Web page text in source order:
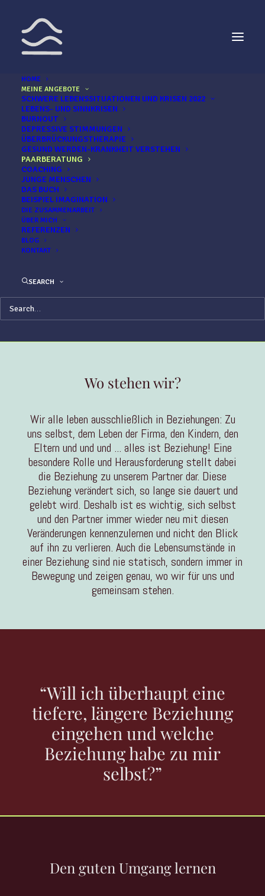
HOME
MEINE ANGEBOTE
SCHWERE LEBENSSITUATIONEN UND KRISEN 2022
LEBENS- UND SINNKRISEN
BURNOUT
DEPRESSIVE STIMMUNGEN
ÜBERBRÜCKUNGSTHERAPIE
GESUND WERDEN-KRANKHEIT VERSTEHEN
PAARBERATUNG
COACHING
JUNGE MENSCHEN
DAS BUCH
BEISPIEL IMAGINATION
DIE ZUSAMMENARBEIT
ÜBER MICH
REFERENZEN
BLOG
KONTAKT
SEARCH
LEBENS- UND KRISENHILFE * PAARBERATUNG
* COACHING * THERAPIE * JUNGE MENSCHEN
ZUR KOSTENFREIEN ERSTBERATUNG
Wo stehen wir?
Wir alle leben ausschließlich in Beziehungen: Zu
uns selbst, dem Leben der Firma, den Kindern, den
Eltern und und und ... alles ist Beziehung! Eine
besondere Rolle und Herausforderung stellt dabei
die Beziehung zu unserem Partner dar. Diese
Beziehung verändert sich, so lange sie dauert und
gelebt wird. Deshalb ist es wichtig, sich selbst
und den Partner immer wieder neu mit diesen
Veränderungen kennenzulernen und nicht den Blick
auf ihn zu verlieren. Auch die Lebensumstände in
einer Beziehung sind nie statisch, sondern immer in
Bewegung und zeigen genau, wo wir für uns und
gemeinsam stehen.
“Will ich überhaupt eine
tiefere, längere Beziehung
eingehen und welche
Beziehung habe zu mir
selbst?”
Den guten Umgang lernen